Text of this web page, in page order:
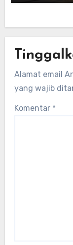
Alamat email
yang wajib
Komentar *